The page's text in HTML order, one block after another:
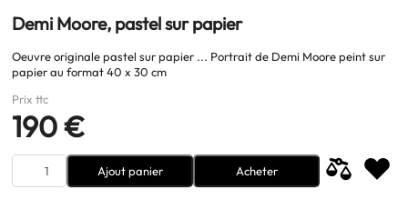
Demi Moore, pastel sur papier
Oeuvre originale pastel sur papier ... Portrait de Demi Moore peint sur
papier au format 40 x 30 cm
Prix ttc
190 €
Ajout panier Acheter